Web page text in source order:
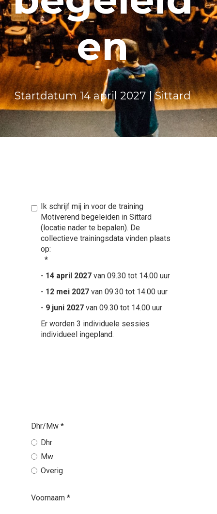
en
Startdatum 14 april 2027 | Sittard
Ik schrijf mij in voor de training
Motiverend begeleiden in Sittard
(locatie nader te bepalen). De
collectieve trainingsdata vinden plaats
op:
*
- 14 april 2027 van 09.30 tot 14.00 uur
- 12 mei 2027 van 09.30 tot 14.00 uur
- 9 juni 2027 van 09.30 tot 14.00 uur
Er worden 3 individuele sessies
individueel ingepland.
Dhr/Mw *
Dhr
Mw
Overig
Voornaam *